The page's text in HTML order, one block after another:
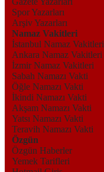
Spor Yazarları
Arşiv Yazarları
Namaz Vakitleri
İstanbul Namaz Vakitleri
Ankara Namaz Vakitleri
İzmir Namaz Vakitleri
Sabah Namazı Vakti
Öğle Namazı Vakti
İkindi Namazı Vakti
Akşam Namazı Vakti
Yatsı Namazı Vakti
Teravih Namazı Vakti
Özgün
Özgün Haberler
Yemek Tarifleri